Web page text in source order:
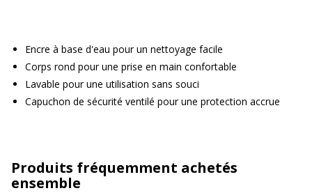
Encre à base d'eau pour un nettoyage facile
Corps rond pour une prise en main confortable
Lavable pour une utilisation sans souci
Capuchon de sécurité ventilé pour une protection accrue
Produits fréquemment achetés
ensemble